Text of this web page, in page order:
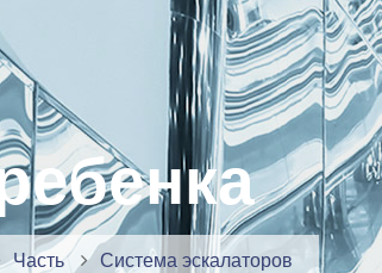
Часть Система эскалаторов